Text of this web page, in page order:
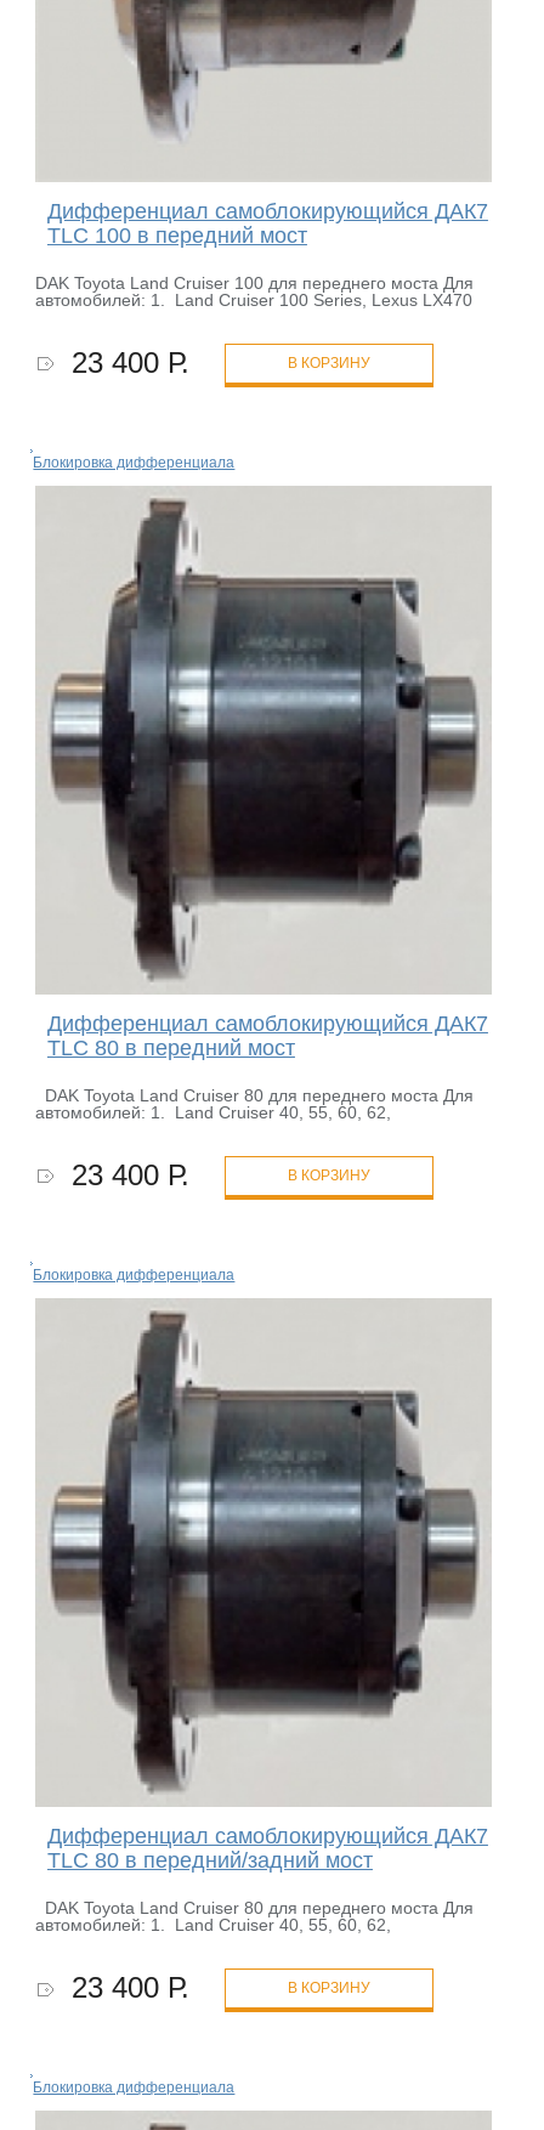
Дифференциал самоблокирующийся ДАК7
TLC 100 в передний мост
DAK Toyota Land Cruiser 100 для переднего моста Для
автомобилей: 1. Land Cruiser 100 Series, Lexus LX470
23 400 Р. В КОРЗИНУ
Блокировка дифференциала
Дифференциал самоблокирующийся ДАК7
TLC 80 в передний мост
DAK Toyota Land Сruiser 80 для переднего моста Для
автомобилей: 1. Land Cruiser 40, 55, 60, 62,
23 400 Р. В КОРЗИНУ
Блокировка дифференциала
Дифференциал самоблокирующийся ДАК7
TLC 80 в передний/задний мост
DAK Toyota Land Сruiser 80 для переднего моста Для
автомобилей: 1. Land Cruiser 40, 55, 60, 62,
23 400 Р. В КОРЗИНУ
Блокировка дифференциала